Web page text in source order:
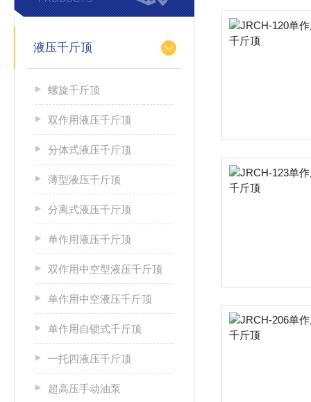
液压千斤顶
螺旋千斤顶
双作用液压千斤顶
分体式液压千斤顶
薄型液压千斤顶
分离式液压千斤顶
单作用液压千斤顶
双作用中空型液压千斤顶
单作用中空液压千斤顶
单作用自锁式千斤顶
一托四液压千斤顶
超高压手动油泵